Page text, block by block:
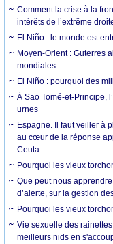
Comment la crise à la
intérêts de l’extrême
El Niño : le monde est
Moyen-Orient : Guterres
mondiales
El Niño : pourquoi des
À Sao Tomé-et-Principe,
urnes
Espagne. Il faut veiller à
au cœur de la réponse
Ceuta
Pourquoi les vieux
Que peut nous
d’alerte, sur la gestion
Pourquoi les vieux
Vie sexuelle des
meilleurs nids en